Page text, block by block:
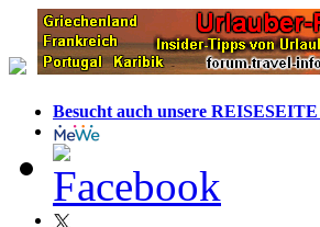
Besucht auch unsere